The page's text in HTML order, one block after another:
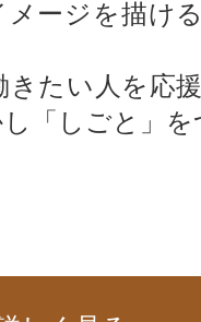
メージを描け
きたい人を応
「しごと」